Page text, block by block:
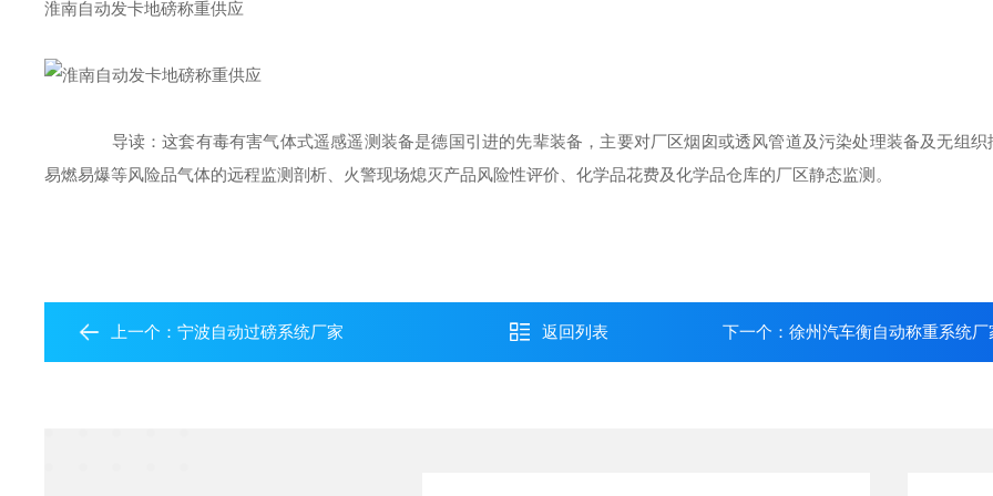
淮南自动发卡地磅称重供应
导读：这套有毒有害气体式遥感遥测装备是德国引进的先辈装备，主要对厂区烟囱或透风管道及污染处理装备及无组织
易燃易爆等风险品气体的远程监测剖析、火警现场熄灭产品风险性评价、化学品花费及化学品仓库的厂区静态监测。
上一个：宁波自动过磅系统厂家 返回列表 下一个： 徐州汽车衡自动称重系统厂